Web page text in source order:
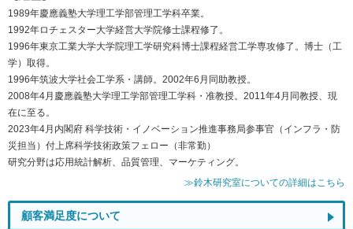
1989年慶應義塾大学理工学部管理工学科卒業。
1992年ロチェスター大学経営大学院修士課程修了。
1996年東京工業大学大学院理工学研究科博士課程経営工学専攻修了。博士（工
学）取得。
1996年筑波大学社会工学系・講師。2002年6月同助教授。
2008年4月慶應義塾大学理工学部管理工学科・准教授。2011年4月同教授、現
在に至る。
2023年4月内閣府 科学技術・イノベーション推進事務局参事官（インフラ・防
災担当）付上席科学技術政策フェロー（非常勤）
研究分野は応用統計解析、品質管理、マーケティング。
≫鈴木研究室についての詳細はこちら
顧客満足度について